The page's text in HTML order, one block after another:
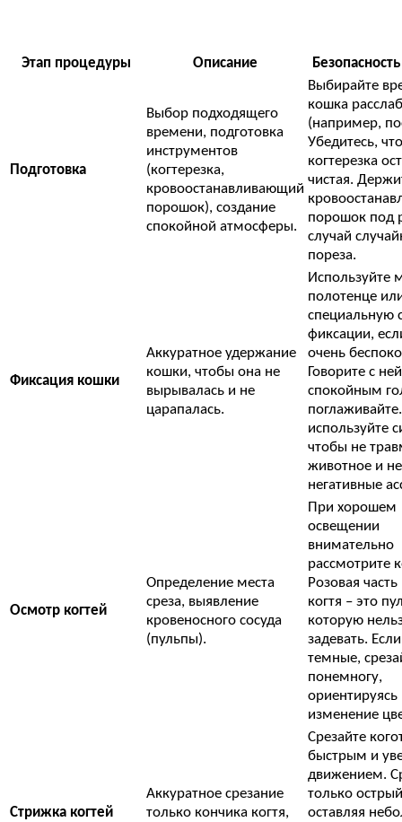
Этап процедуры Описание
Подготовка
Выбор подходящего
времени, подготовка
инструментов
(когтерезка,
кровоостанавливающий
порошок), создание
спокойной атмосферы.
Выбирайте
кошка
(например,
Убедитесь, что
когтерезка
чистая.
порошок под
случай
пореза.
Фиксация кошки
Аккуратное удержание
кошки, чтобы она не
вырывалась и не
царапалась.
Используйте
полотенце
специальную
фиксации,
очень
Говорите с ней
спокойным
используйте
чтобы не
животное и
негативные
Осмотр когтей
Определение места
среза, выявление
кровеносного сосуда
(пульпы).
При хорошем
освещении
внимательно
рассмотрите
Розовая
когтя – это
которую
задевать.
темные,
понемногу,
ориентируясь
изменение
Стрижка когтей
Аккуратное срезание
только кончика когтя,
Срезайте
быстрым и
движением.
только
оставляя